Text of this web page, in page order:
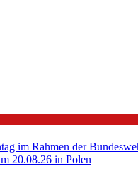
im Rahmen der
20.08.26 in Polen